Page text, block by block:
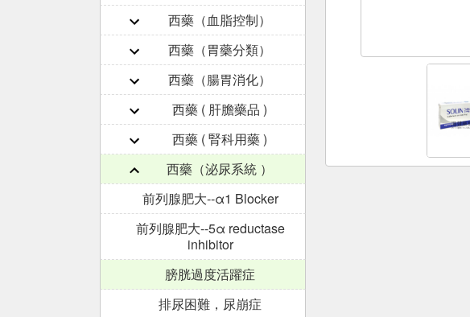
西藥（血脂控制）
西藥（胃藥分類）
西藥（腸胃消化）
西藥 ( 肝膽藥品 )
西藥 ( 腎科用藥 )
西藥（泌尿系統 ）
前列腺肥大--α1 Blocker
前列腺肥大--5α reductase
inhibitor
膀胱過度活躍症
排尿困難，尿崩症